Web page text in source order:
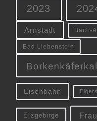
2023
Arnstadt Bach-
Bad Liebenstein
Eisenbahn
Erzgebirge